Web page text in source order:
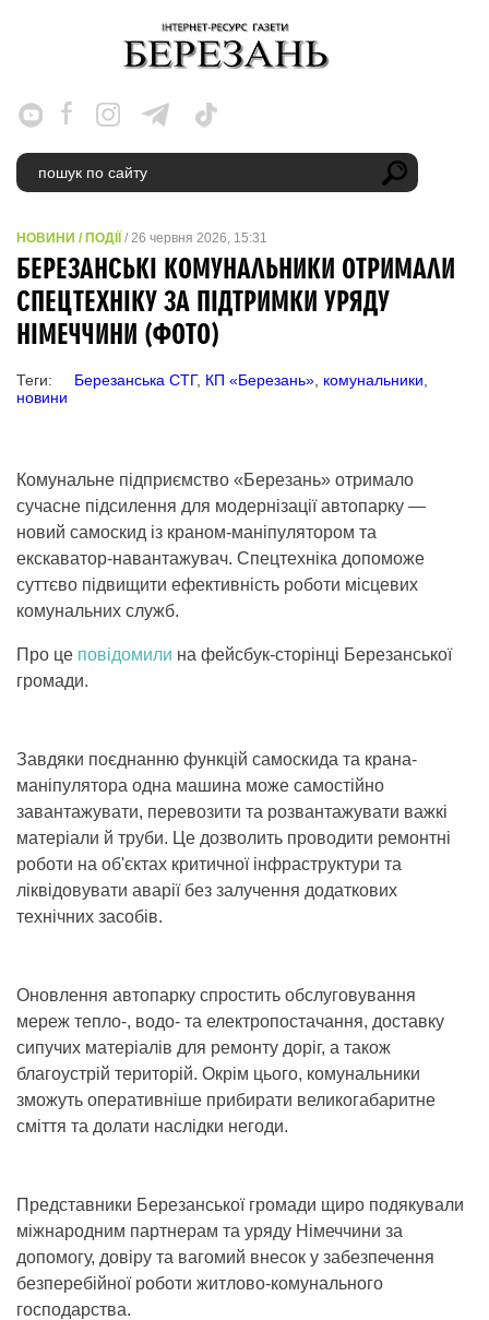
НОВИНИ / ПОДІЇ / 26 червня 2026, 15:31
БЕРЕЗАНСЬКІ КОМУНАЛЬНИКИ ОТРИМАЛИ
СПЕЦТЕХНІКУ ЗА ПІДТРИМКИ УРЯДУ
НІМЕЧЧИНИ (ФОТО)
Теги: Березанська СТГ, КП «Березань» комунальники
новини
Комунальне підприємство «Березань» отримало
сучасне підсилення для модернізації автопарку —
новий самоскид із краном-маніпулятором та
екскаватор-навантажувач. Спецтехніка допоможе
суттєво підвищити ефективність роботи місцевих
комунальних служб.
Про це повідомили на фейсбук-сторінці Березанської
громади.
Завдяки поєднанню функцій самоскида та крана-
маніпулятора одна машина може самостійно
завантажувати, перевозити та розвантажувати важкі
матеріали й труби. Це дозволить проводити ремонтні
роботи на об'єктах критичної інфраструктури та
ліквідовувати аварії без залучення додаткових
технічних засобів.
Оновлення автопарку спростить обслуговування
мереж тепло-, водо- та електропостачання, доставку
сипучих матеріалів для ремонту доріг, а також
благоустрій територій. Окрім цього, комунальники
зможуть оперативніше прибирати великогабаритне
сміття та долати наслідки негоди.
Представники Березанської громади щиро подякували
міжнародним партнерам та уряду Німеччини за
допомогу, довіру та вагомий внесок у забезпечення
безперебійної роботи житлово-комунального
господарства.